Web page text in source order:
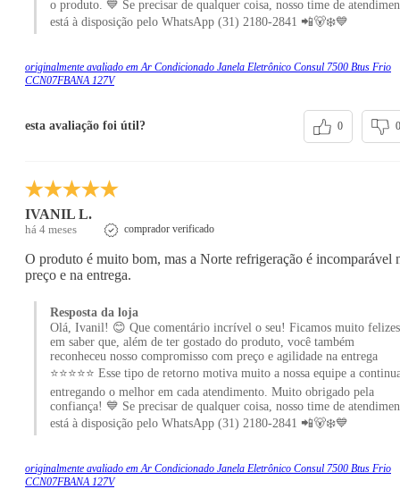
o produto. 💙 Se precisar de qualquer coisa, nosso time de
está à disposição pelo WhatsApp (31) 2180-2841 📲🐻‍❄️💙
originalmente avaliado em Ar Condicionado Janela Eletrônico Consul 7500 Btus Frio
CCN07FBANA 127V
esta avaliação foi útil? 0 0
IVANIL L.
há 4 meses comprador verificado
O produto é muito bom, mas a Norte refrigeração é incomparável
preço e na entrega.
Resposta da loja
Olá, Ivanil! 😊 Que comentário incrível o seu! Ficamos muito felizes
em saber que, além de ter gostado do produto, você também
reconheceu nosso compromisso com preço e agilidade na entrega
⭐⭐⭐⭐⭐ Esse tipo de retorno motiva muito a nossa equipe a
entregando o melhor em cada atendimento. Muito obrigado pela
confiança! 💙 Se precisar de qualquer coisa, nosso time de
está à disposição pelo WhatsApp (31) 2180-2841 📲🐻‍❄️💙
originalmente avaliado em Ar Condicionado Janela Eletrônico Consul 7500 Btus Frio
CCN07FBANA 127V